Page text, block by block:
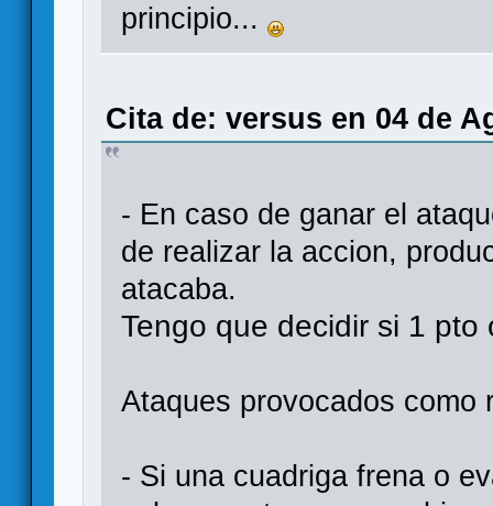
principio...
Cita de: versus en 04 de
- En caso de ganar el
de realizar la accion,
atacaba.
Tengo que decidir si 1
Ataques provocados como
- Si una cuadriga frena o